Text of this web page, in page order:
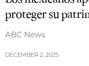
Our Portfolio
Who We Are
proteger su
ABC News
DECEMBER 2, 2025